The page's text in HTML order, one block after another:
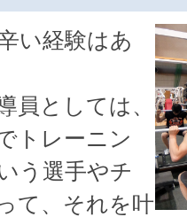
い経験はあ
員としては、
トレーニン
う選手やチ
て、それを叶